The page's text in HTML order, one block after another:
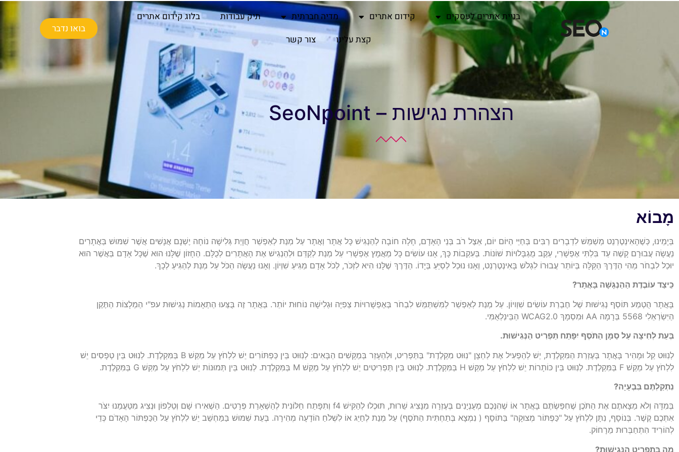
בניית אתרים לעסקים קידום אתרים מדיה חברתית תיק עבודות
בלוג קידום אתרים
קצת עלינו
צור קשר
בואו נדבר
הצהרת נגישות – SeoNpoint
מָבוֹא
בְּיָמֵינוּ, כְּשֶׁהָאִינְטֶרְנֵט מְשַׁמֵּשׁ לִדְבָרִים רַבִּים בְּחַיֵּי הַיּוֹם יוֹם, אֵצֶל רֹב בְּנֵי הָאָדָם, חָלָה חוֹבָה לְהַנְגִישׁ כָּל אֲתָר וְאֲתָר עַל מְנַת לְאַפְשֵׁר חֲוָיַת גְּלִישָׁה נוֹחָה יֶשְׁנָם אֲנָשִׁים אֲשֶׁר שִׁמּוּשׁ בַּאֲתָרִים
נַעֲשָׂה עֲבוּרָם קָשֶׁה עַד בִּלְתִּי אֶפְשָׁרִי, עֵקֶב מֻגְבָּלוּיוֹת שׁוֹנוֹת. בְּעִקְבוֹת כָּךְ, אָנוּ עוֹשִׂים כָּל מַאֲמָץ אֶפְשָׁרִי עַל מְנַת לְקַדֵּם וּלְהַנְגִישׁ אֶת הָאֲתָרִים לְכֻלָּם. הַחָזוֹן שֶׁלָּנוּ הוּא שֶׁכָּל אָדָם בַּאֲשֶׁר הוּא
יוּכַל לִבְחֹר מַהִי הַדֶּרֶךְ הַקַּלָּה בְּיוֹתֵר עֲבוּרוֹ לִגְלֹשׁ בָּאִינְטֶרְנֵט, וְאָנוּ נוּכַל לְסַיֵּעַ בְּיָדוֹ. הַדֶּרֶךְ שֶׁלָּנוּ הִיא לִזְכֹּר, לְכֹל אָדָם מַגִּיעַ שִׁוְיוֹן. וְאָנוּ נַעֲשָׂה הַכֹּל עַל מְנַת לְהַגִּיעַ לְכָךְ.
כֵּיצַד עוֹבֶדֶת הַהַנְגָּשָׁה בָּאֲתָר?
בָּאֲתָר הֻטְמַע תּוֹסַף נְגִישׁוּת שֶׁל חֶבְרַת עוֹשִׂים שִׁוְויוֹן. עַל מְנַת לְאַפְשֵׁר לַמִּשְׁתַּמֵּשׁ לִבְחֹר בְּאֶפְשָׁרוּיוֹת צְפִיָּה וּגְלִישָׁה נוֹחוּת יוֹתֵר. בְּאֲתָר זֶה בֻּצְּעוּ הַתְאָמוֹת נְגִישׁוּת עפ"י הַמְלָצוֹת הַתֶּקֶן
הַיִּשְׂרְאֵלִי 5568 בְּרָמָה AA וּמִסְמָךְ WCAG2.0 הַבֵּינְלְאֻמִּי.
בְּעֵת לְחִיצָה עַל סַמָּן הַתֹּסֶף יִפָּתַח תַּפְרִיט הַנְּגִישׁוּת.
לְנִוּוּט קַל וּמָהִיר בָּאֲתָר בְּעֶזְרַת הַמִּקְלֶדֶת, יֵשׁ לְהַפְעִיל אֶת לַחְצָן "נִוּוּט מִקְלֶדֶת" בַּתַּפְרִיט, וּלְהֵעָזֵר בְּמַקָּשִׁים הַבָּאִים: לְנִוּוּט בֵּין כַּפְתּוֹרִים יֵשׁ לִלְחֹץ עַל מַקַּשׁ B בַּמִּקְלֶדֶת. לְנִוּוּט בֵּין טְפָסִים יֵשׁ
לִלְחֹץ עַל מַקַּשׁ F בַּמִּקְלֶדֶת. לְנִוּוּט בֵּין כּוֹתָרוֹת יֵשׁ לִלְחֹץ עַל מַקַּשׁ H בַּמִּקְלֶדֶת. לְנִוּוּט בֵּין תַּפְרִיטִים יֵשׁ לִלְחֹץ עַל מַקַּשׁ M בַּמִּקְלֶדֶת. לְנִוּוּט בֵּין תְּמוּנוֹת יֵשׁ לִלְחֹץ עַל מַקַּשׁ G בַּמִּקְלֶדֶת.
נִתְקַלְתֶּם בִּבְעָיָה?
בְּמִדָּה וְלֹא מַצָאתֶם אֶת הַתֹּכֶן שֶׁחִפַּשְׂתֶּם בָּאֲתָר אוֹ שֶׁהִנְּכֶם מְעֻנְיָנִים בְּעֶזְרָה מִנָּצִיג שֵׁרוּת, תּוּכְלוּ לְהַקִּישׁ f4 וְתִפָּתַח חַלּוֹנִית לְהַשְׁאָרַת פְּרָטִים. הַשְׁאִירוּ שָׁם וְטֵלֵפוֹן וּנְצִיג מִטַּעֲמֵנוּ יִצֹּר
אִתְּכֶם קֶשֶׁר. בְּנוֹסָף, נִתָּן לִלְחֹץ עַל "כַּפְתּוֹר מְצוּקָה" בַּתּוֹסָף ( נִמְצָא בְּתַחְתִּית הַתֹּסֶף) עַל מְנַת לְחַיֵּג אוֹ לִשְׁלֹחַ הוֹדָעָה מְהִירָה. בְּעֵת שִׁמּוּשׁ בַּמַּחְשֵׁב יֵשׁ לִלְחֹץ עַל הַכַּפְתּוֹר הָאָדֹם כְּדֵי
לְהוֹרִיד הִתְחַבְּרוּת מֵרָחוֹק.
מָה בְּתַפְרִיט הַנְּגִישׁוּת?